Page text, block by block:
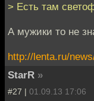
> Есть там
А мужики то не
http://lenta.ru/
StarR »
#27 | 01.09.13 17:06